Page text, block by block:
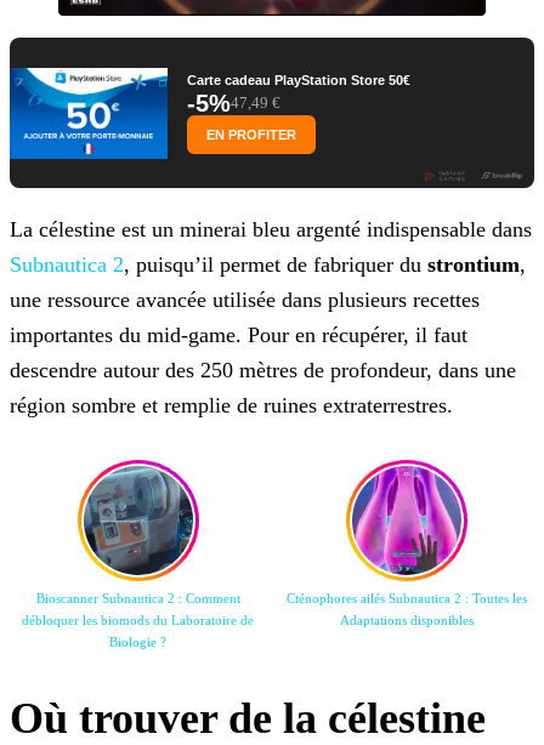
Carte cadeau PlayStation Store 50€
-5%47,49 €
EN PROFITER
La célestine est un minerai bleu argenté indispensable dans
Subnautica 2, puisqu’il permet de fabriquer du strontium,
une ressource avancée utilisée dans plusieurs recettes
importantes du mid-game. Pour en récupérer, il faut
descendre autour des 250 mètres de profondeur, dans une
région sombre et remplie de ruines extraterrestres.
Bioscanner Subnautica 2 : Comment
débloquer les biomods du Laboratoire de
Biologie ?
Cténophores ailés Subnautica 2 : Toutes les
Adaptations disponibles
Où trouver de la célestine